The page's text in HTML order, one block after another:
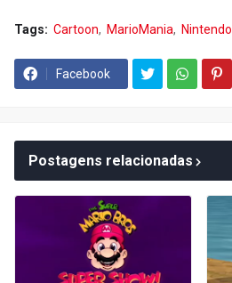
Tags: Cartoon MarioMania Nintendo
Facebook
Postagens relacionadas